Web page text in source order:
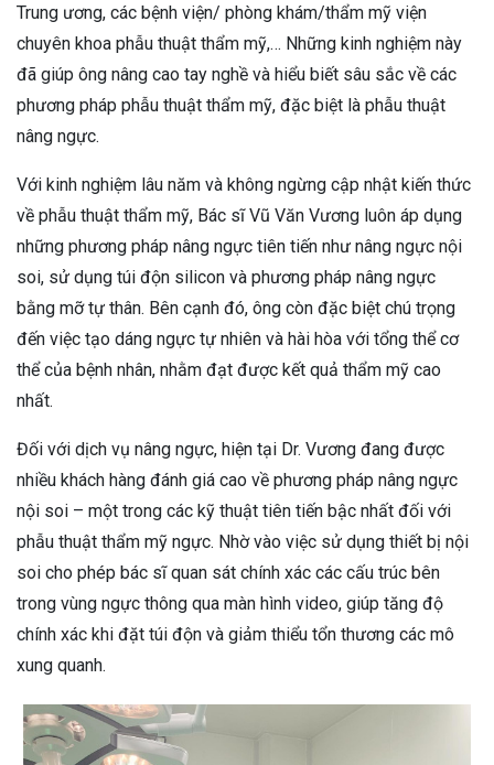
Trung ương, các bệnh viện/ phòng khám/thẩm mỹ viện
chuyên khoa phẫu thuật thẩm mỹ,… Những kinh nghiệm này
đã giúp ông nâng cao tay nghề và hiểu biết sâu sắc về các
phương pháp phẫu thuật thẩm mỹ, đặc biệt là phẫu thuật
nâng ngực.
Với kinh nghiệm lâu năm và không ngừng cập nhật kiến thức
về phẫu thuật thẩm mỹ, Bác sĩ Vũ Văn Vương luôn áp dụng
những phương pháp nâng ngực tiên tiến như nâng ngực nội
soi, sử dụng túi độn silicon và phương pháp nâng ngực
bằng mỡ tự thân. Bên cạnh đó, ông còn đặc biệt chú trọng
đến việc tạo dáng ngực tự nhiên và hài hòa với tổng thể cơ
thể của bệnh nhân, nhằm đạt được kết quả thẩm mỹ cao
nhất.
Đối với dịch vụ nâng ngực, hiện tại Dr. Vương đang được
nhiều khách hàng đánh giá cao về phương pháp nâng ngực
nội soi – một trong các kỹ thuật tiên tiến bậc nhất đối với
phẫu thuật thẩm mỹ ngực. Nhờ vào việc sử dụng thiết bị nội
soi cho phép bác sĩ quan sát chính xác các cấu trúc bên
trong vùng ngực thông qua màn hình video, giúp tăng độ
chính xác khi đặt túi độn và giảm thiểu tổn thương các mô
xung quanh.